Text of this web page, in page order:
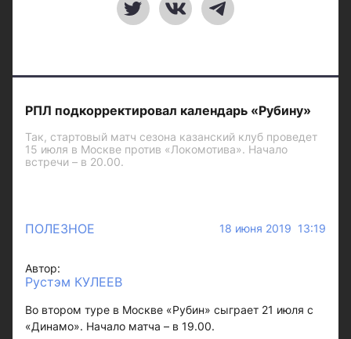
РПЛ подкорректировал календарь «Рубину»
Так, стартовый матч сезона казанский клуб проведет
15 июля в Москве против «Локомотива». Начало
встречи – в 20.00.
ПОЛЕЗНОЕ 18 июня 2019 13:19
Автор:
Рустэм КУЛЕЕВ
Во втором туре в Москве «Рубин» сыграет 21 июля с
«Динамо». Начало матча – в 19.00.